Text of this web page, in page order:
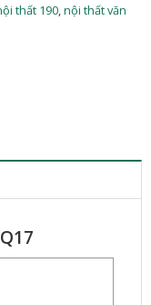
thất 190,nội thất văn